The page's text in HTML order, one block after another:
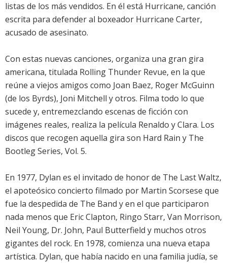
listas de los más vendidos. En él está Hurricane, canción
escrita para defender al boxeador Hurricane Carter,
acusado de asesinato.
Con estas nuevas canciones, organiza una gran gira
americana, titulada Rolling Thunder Revue, en la que
reúne a viejos amigos como Joan Baez, Roger McGuinn
(de los Byrds), Joni Mitchell y otros. Filma todo lo que
sucede y, entremezclando escenas de ficción con
imágenes reales, realiza la película Renaldo y Clara. Los
discos que recogen aquella gira son Hard Rain y The
Bootleg Series, Vol. 5.
En 1977, Dylan es el invitado de honor de The Last Waltz,
el apoteósico concierto filmado por Martin Scorsese que
fue la despedida de The Band y en el que participaron
nada menos que Eric Clapton, Ringo Starr, Van Morrison,
Neil Young, Dr. John, Paul Butterfield y muchos otros
gigantes del rock. En 1978, comienza una nueva etapa
artística. Dylan, que había nacido en una familia judía, se